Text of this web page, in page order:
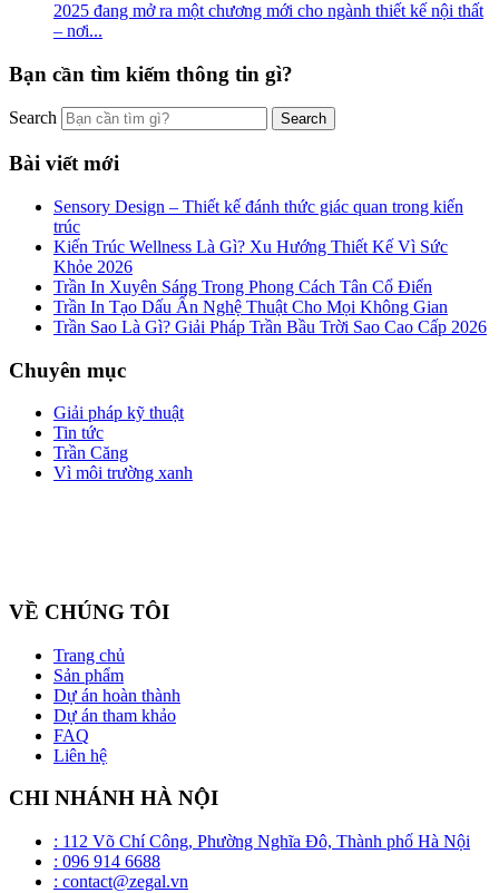
2025 đang mở ra một chương mới cho ngành thiết kế nội thất
– nơi...
Bạn cần tìm kiếm thông tin gì?
Search
Bài viết mới
Sensory Design – Thiết kế đánh thức giác quan trong kiến
trúc
Kiến Trúc Wellness Là Gì? Xu Hướng Thiết Kế Vì Sức
Khỏe 2026
Trần In Xuyên Sáng Trong Phong Cách Tân Cổ Điển
Trần In Tạo Dấu Ấn Nghệ Thuật Cho Mọi Không Gian
Trần Sao Là Gì? Giải Pháp Trần Bầu Trời Sao Cao Cấp 2026
Chuyên mục
Giải pháp kỹ thuật
Tin tức
Trần Căng
Vì môi trường xanh
VỀ CHÚNG TÔI
Trang chủ
Sản phẩm
Dự án hoàn thành
Dự án tham khảo
FAQ
Liên hệ
CHI NHÁNH HÀ NỘI
: 112 Võ Chí Công, Phường Nghĩa Đô, Thành phố Hà Nội
: 096 914 6688
: contact@zegal.vn